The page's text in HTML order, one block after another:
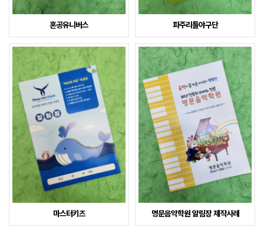
혼공유니버스 파주리틀야구단
마스터키즈 명문음악학원 알림장 제작사례